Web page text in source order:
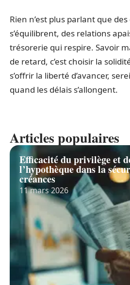
Rien n’est plus parlant que
s’équilibrent, des relations
trésorerie qui respire. Savoir
de retard, c’est choisir la
s’offrir la liberté d’avancer,
quand les délais s’allongent.
Articles populaires
Efficacité du privilège et
l’hypothèque dans la
créances
11 mars 2026